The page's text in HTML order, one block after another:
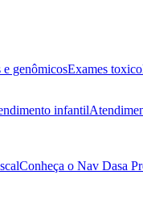
e genômicosExames
infantil
Conheça o Nav Dasa